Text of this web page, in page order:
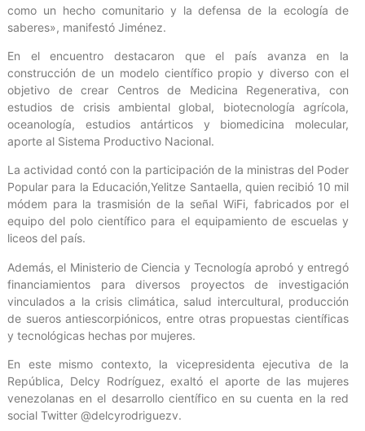
como un hecho comunitario y la defensa de la ecología de
saberes», manifestó Jiménez.
En el encuentro destacaron que el país avanza en la
construcción de un modelo científico propio y diverso con el
objetivo de crear Centros de Medicina Regenerativa, con
estudios de crisis ambiental global, biotecnología agrícola,
oceanología, estudios antárticos y biomedicina molecular,
aporte al Sistema Productivo Nacional.
La actividad contó con la participación de la ministras del Poder
Popular para la Educación,Yelitze Santaella, quien recibió 10 mil
módem para la trasmisión de la señal WiFi, fabricados por el
equipo del polo científico para el equipamiento de escuelas y
liceos del país.
Además, el Ministerio de Ciencia y Tecnología aprobó y entregó
financiamientos para diversos proyectos de investigación
vinculados a la crisis climática, salud intercultural, producción
de sueros antiescorpiónicos, entre otras propuestas científicas
y tecnológicas hechas por mujeres.
En este mismo contexto, la vicepresidenta ejecutiva de la
República, Delcy Rodríguez, exaltó el aporte de las mujeres
venezolanas en el desarrollo científico en su cuenta en la red
social Twitter @delcyrodriguezv.